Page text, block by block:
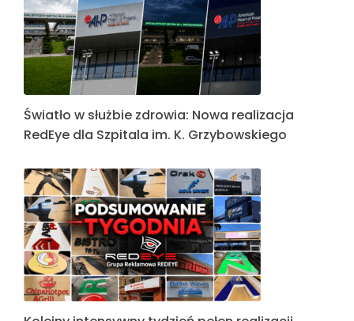
Litery blokowe dla firmy Zenex
KOLEJNA REALIZACJA W PORTFOLIO REDEYE